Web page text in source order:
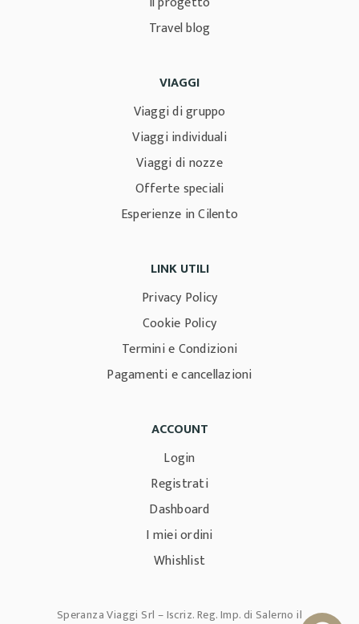
Travel blog
VIAGGI
Viaggi di gruppo
Viaggi individuali
Viaggi di nozze
Offerte speciali
Esperienze in Cilento
LINK UTILI
Privacy Policy
Cookie Policy
Termini e Condizioni
Pagamenti e cancellazioni
ACCOUNT
Login
Registrati
Dashboard
I miei ordini
Whishlist
Speranza Viaggi Srl – Iscriz. Reg. Imp. di Salerno il